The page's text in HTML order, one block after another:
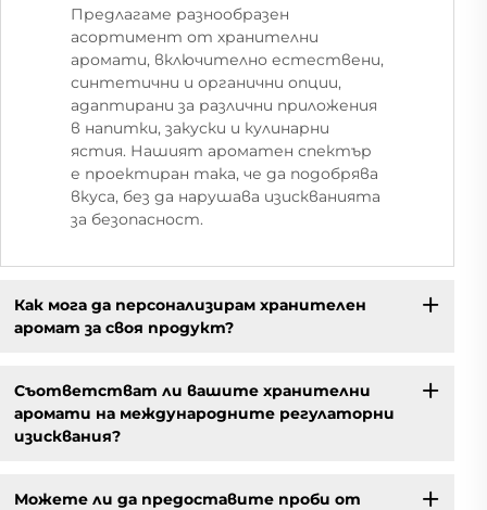
Предлагаме разнообразен
асортимент от хранителни
аромати, включително естествени,
синтетични и органични опции,
адаптирани за различни приложения
в напитки, закуски и кулинарни
ястия. Нашият ароматен спектър
е проектиран така, че да подобрява
вкуса, без да нарушава изискванията
за безопасност.
Как мога да персонализирам хранителен
аромат за своя продукт?
Съответстват ли вашите хранителни
аромати на международните регулаторни
изисквания?
Можете ли да предоставите проби от